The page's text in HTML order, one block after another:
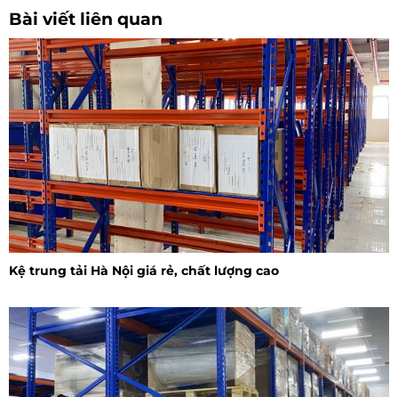
Bài viết liên quan
Kệ trung tải Hà Nội giá rẻ, chất lượng cao